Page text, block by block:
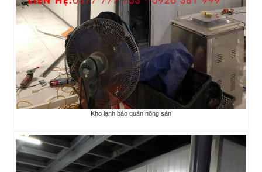
Kho lạnh bảo quản nông sản